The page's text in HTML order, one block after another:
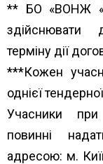
** БО «ВОНЖ
здійснювати
терміну дії
***Кожен
однієї
Учасники при
повинні
адресою: м.